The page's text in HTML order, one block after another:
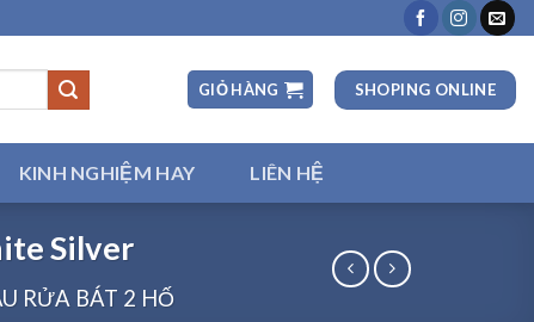
GIỎ HÀNG SHOPING ONLINE
KINH NGHIỆM HAY LIÊN HỆ
Silver
RỬA BÁT 2 HỐ